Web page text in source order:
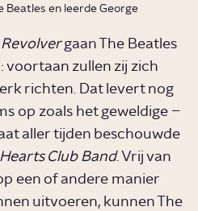
en leerde George
Revolvergaan The Beatles
zullen zij zich
richten. Dat levert nog
op zoals het geweldige –
aller tijden beschouwde
Club Band. Vrij van
een of andere manier
uitvoeren, kunnen The